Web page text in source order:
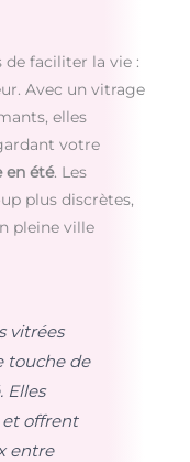
de faciliter la vie :
Avec un vitrage
elles
votre
en été. Les
plus discrètes,
pleine ville
vitrées
touche de
Elles
offrent
entre